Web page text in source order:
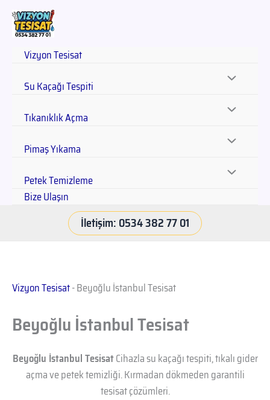
Vizyon Tesisat
Su Kaçağı Tespiti
Tıkanıklık Açma
Pimaş Yıkama
Petek Temizleme
Bize Ulaşın
İletişim: 0534 382 77 01
Vizyon Tesisat-Beyoğlu İstanbul Tesisat
Beyoğlu İstanbul Tesisat
Beyoğlu İstanbul TesisatCihazla su kaçağı tespiti, tıkalı gider
açma ve petek temizliği. Kırmadan dökmeden garantili
tesisat çözümleri.